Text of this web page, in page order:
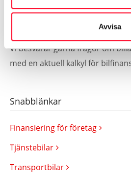
Avvisa
Kontakta oss för
Vi besvarar gärna frågor om
med en aktuell kalkyl för
Snabblänkar
Finansiering för företag
Tjänstebilar
Transportbilar